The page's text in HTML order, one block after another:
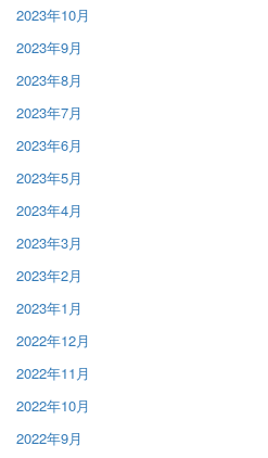
2023年10月
2023年9月
2023年8月
2023年7月
2023年6月
2023年5月
2023年4月
2023年3月
2023年2月
2023年1月
2022年12月
2022年11月
2022年10月
2022年9月